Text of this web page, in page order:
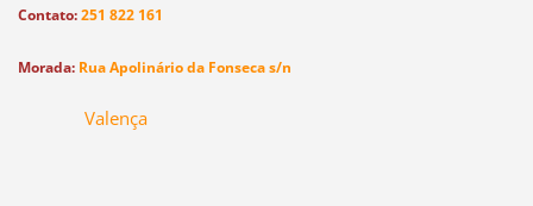
Contato:251 822 161
Morada: Rua Apolinário da Fonseca s/n
Valença